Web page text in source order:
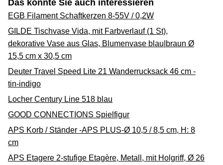
Das könnte Sie auch interessieren
EGB Filament Schaftkerzen 8-55V / 0,2W
GILDE Tischvase Vida, mit Farbverlauf (1 St),
dekorative Vase aus Glas, Blumenvase blau|braun Ø
15,5 cm x 30,5 cm
Deuter Travel Speed Lite 21 Wanderrucksack 46 cm -
tin-indigo
Locher Century Line 518 blau
GOOD CONNECTIONS Spielfigur
APS Korb / Ständer -APS PLUS-Ø 10,5 / 8,5 cm, H: 8
cm
APS Etagere 2-stufige Etagère, Metall, mit Holgriff, Ø 26